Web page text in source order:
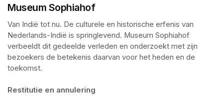
Museum Sophiahof
Van Indië tot nu. De culturele en historische erfenis van
Nederlands-Indië is springlevend. Museum Sophiahof
verbeeldt dit gedeelde verleden en onderzoekt met zijn
bezoekers de betekenis daarvan voor het heden en de
toekomst.
Restitutie en annulering